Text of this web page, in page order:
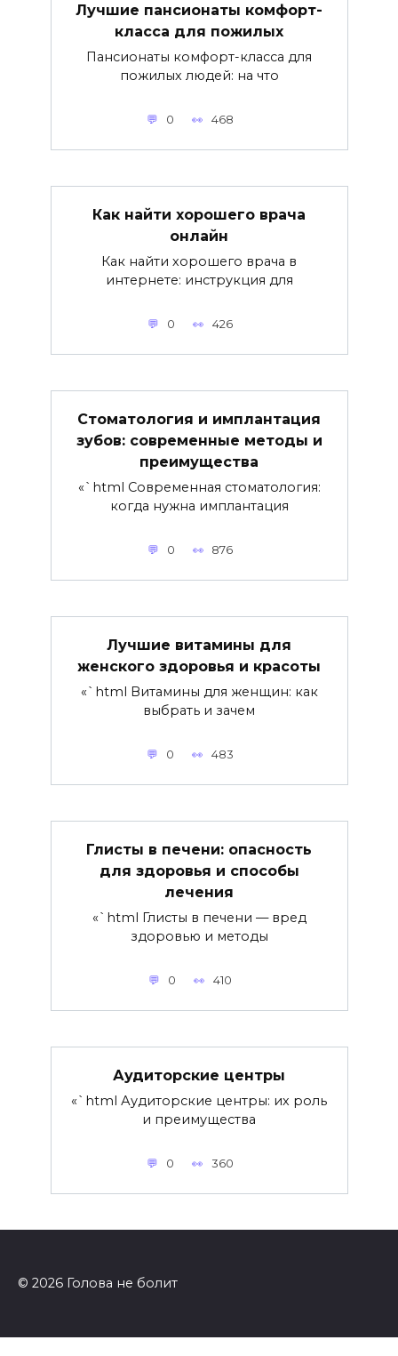
Лучшие пансионаты комфорт-
класса для пожилых
Пансионаты комфорт-класса для
пожилых людей: на что
0 468
Как найти хорошего врача
онлайн
Как найти хорошего врача в
интернете: инструкция для
0 426
Стоматология и имплантация
зубов: современные методы и
преимущества
«`html Современная стоматология:
когда нужна имплантация
0 876
Лучшие витамины для
женского здоровья и красоты
«`html Витамины для женщин: как
выбрать и зачем
0 483
Глисты в печени: опасность
для здоровья и способы
лечения
«`html Глисты в печени — вред
здоровью и методы
0 410
Аудиторские центры
«`html Аудиторские центры: их роль
и преимущества
0 360
© 2026 Голова не болит